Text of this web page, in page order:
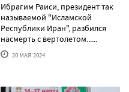
Ибрагим Раиси, президент так
называемой "Исламской
Республики Иран", разбился
насмерть с вертолетом......
20 МАЯ'2024